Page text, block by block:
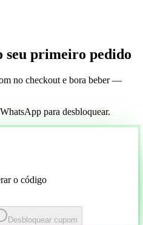
seu primeiro pedido
no checkout e bora beber —
para desbloquear.
o código
Desbloquear cupom